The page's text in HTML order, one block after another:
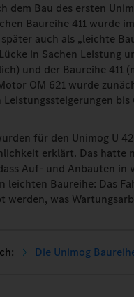
dem Bau des ersten
Baureihe 411 wurde
auch als „leichte
in Sachen Leistung
und der Baureihe 411
OM 621 wurde
bis
für den Unimog U
erklärt. Das
Auf- und Anbauten in
leichten Baureihe: Das
werden, was
Die Unimog